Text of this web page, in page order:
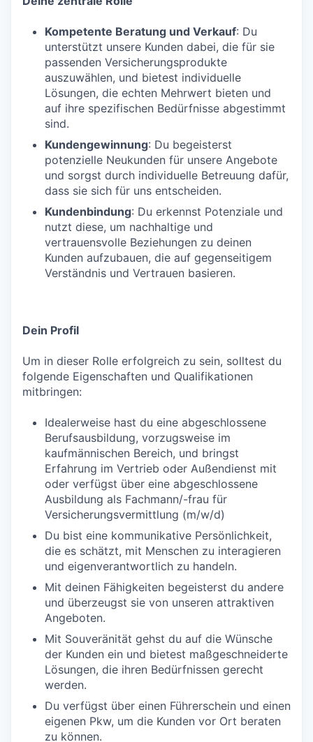
Kompetente Beratung und Verkauf: Du
unterstützt unsere Kunden dabei, die für sie
passenden Versicherungsprodukte
auszuwählen, und bietest individuelle
Lösungen, die echten Mehrwert bieten und
auf ihre spezifischen Bedürfnisse abgestimmt
sind.
Kundengewinnung: Du begeisterst
potenzielle Neukunden für unsere Angebote
und sorgst durch individuelle Betreuung dafür,
dass sie sich für uns entscheiden.
Kundenbindung: Du erkennst Potenziale und
nutzt diese, um nachhaltige und
vertrauensvolle Beziehungen zu deinen
Kunden aufzubauen, die auf gegenseitigem
Verständnis und Vertrauen basieren.
Dein Profil
Um in dieser Rolle erfolgreich zu sein, solltest du
folgende Eigenschaften und Qualifikationen
mitbringen:
Idealerweise hast du eine abgeschlossene
Berufsausbildung, vorzugsweise im
kaufmännischen Bereich, und bringst
Erfahrung im Vertrieb oder Außendienst mit
oder verfügst über eine abgeschlossene
Ausbildung als Fachmann/-frau für
Versicherungsvermittlung (m/w/d)
Du bist eine kommunikative Persönlichkeit,
die es schätzt, mit Menschen zu interagieren
und eigenverantwortlich zu handeln.
Mit deinen Fähigkeiten begeisterst du andere
und überzeugst sie von unseren attraktiven
Angeboten.
Mit Souveränität gehst du auf die Wünsche
der Kunden ein und bietest maßgeschneiderte
Lösungen, die ihren Bedürfnissen gerecht
werden.
Du verfügst über einen Führerschein und einen
eigenen Pkw, um die Kunden vor Ort beraten
zu können.